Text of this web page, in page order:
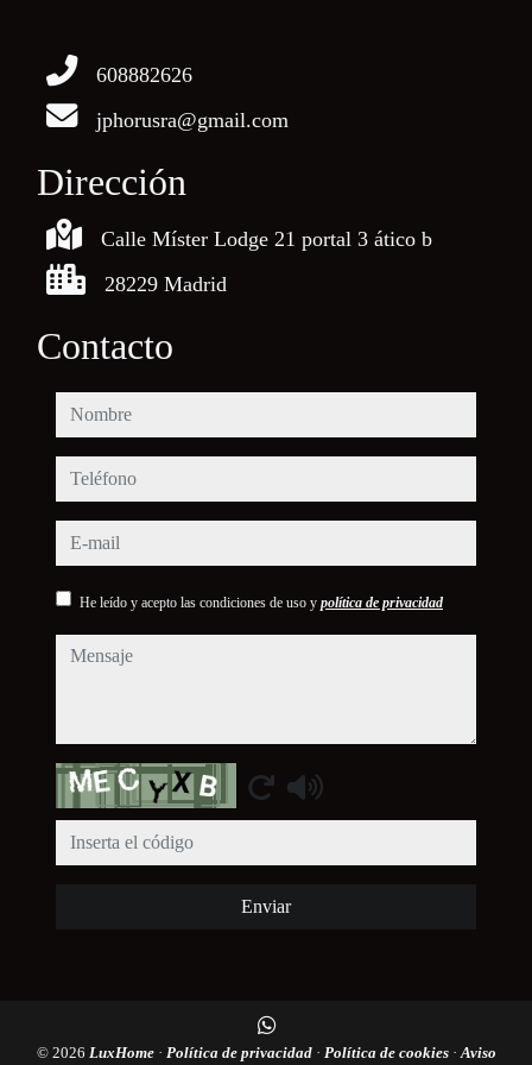
608882626
jphorusra@gmail.com
Dirección
Calle Míster Lodge 21 portal 3 ático b
28229 Madrid
Contacto
nombre
teléfono
e-mail
He leído y acepto las condiciones de uso y política de privacidad
mensaje
Captcha
Enviar
© 2026 LuxHome · Política de privacidad · Política de cookies ·Aviso